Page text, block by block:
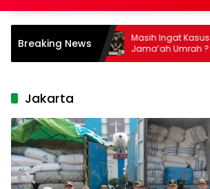
Breaking News
Masih Ingat Kasus
Jama’ah Umrah ? Polisi
Direktur PT Travelina
Jakarta